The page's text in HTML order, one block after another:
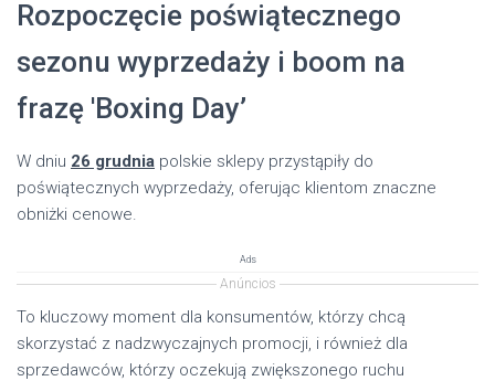
Rozpoczęcie poświątecznego
sezonu wyprzedaży i boom na
frazę 'Boxing Day’
W dniu 26 grudnia polskie sklepy przystąpiły do
poświątecznych wyprzedaży, oferując klientom znaczne
obniżki cenowe.
Ads
Anúncios
To kluczowy moment dla konsumentów, którzy chcą
skorzystać z nadzwyczajnych promocji, i również dla
sprzedawców, którzy oczekują zwiększonego ruchu